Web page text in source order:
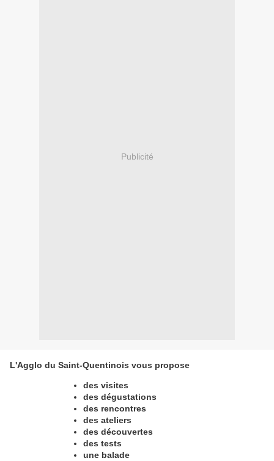
Publicité
L'Agglo du Saint-Quentinois vous propose
des visites
des dégustations
des rencontres
des ateliers
des découvertes
des tests
une balade